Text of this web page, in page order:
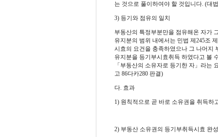
는 것으로 풀이하여야 할 것입니다. (대
3) 등기와 점유의 일치
부동산의 특정부분만을 점유해온 자가
유지분의 범위 내에서는 민법 제 245조 제
시효의 요건을 충족하였으나 그 나머지
유지분을 등기부시효취득 하였다고 볼
「부동산의 소유자로 등기한 자」라는
고 86다카280 판결)
다. 효과
1) 원칙적으로 곧 바로 소유권을 취득하
2) 부동산 소유권의 등기부취득시효 완